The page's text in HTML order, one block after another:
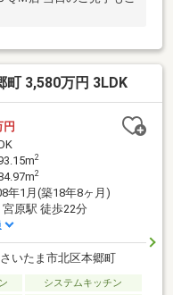
町 3,580万円 3LDK
円
2
2
年1月(築18年8ヶ月)
原駅 徒歩22分
いたま市北区本郷町
システムキッチン